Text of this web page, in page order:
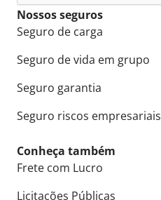
Nossos seguros
Seguro de carga
Seguro de vida em grupo
Seguro garantia
Seguro riscos empresariais
Conheça também
Frete com Lucro
Licitações Públicas